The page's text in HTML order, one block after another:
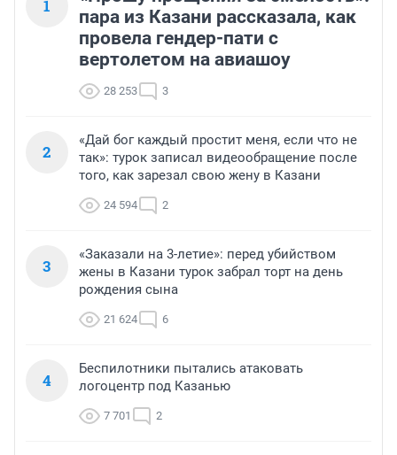
1
пара из Казани рассказала, как
провела гендер-пати с
вертолетом на авиашоу
28 253 3
2
«Дай бог каждый простит меня, если что не
так»: турок записал видеообращение после
того, как зарезал свою жену в Казани
24 594 2
3
«Заказали на 3-летие»: перед убийством
жены в Казани турок забрал торт на день
рождения сына
21 624 6
4
Беспилотники пытались атаковать
логоцентр под Казанью
7 701 2